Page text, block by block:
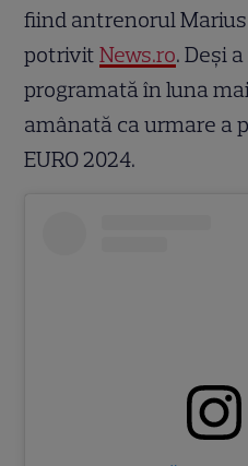
fiind antrenorul
potrivitNews.ro. Deși
programată în luna
amânată ca urmare a
EURO 2024.